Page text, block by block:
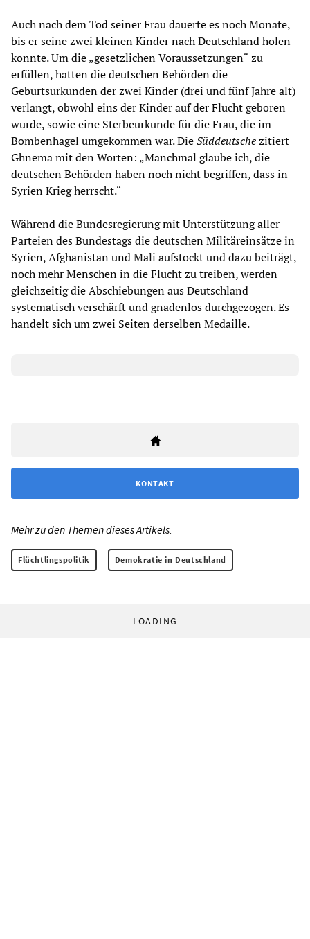
Auch nach dem Tod seiner Frau dauerte es noch Monate,
bis er seine zwei kleinen Kinder nach Deutschland holen
konnte. Um die „gesetzlichen Voraussetzungen“ zu
erfüllen, hatten die deutschen Behörden die
Geburtsurkunden der zwei Kinder (drei und fünf Jahre alt)
verlangt, obwohl eins der Kinder auf der Flucht geboren
wurde, sowie eine Sterbeurkunde für die Frau, die im
Bombenhagel umgekommen war. DieSüddeutschezitiert
Ghnema mit den Worten: „Manchmal glaube ich, die
deutschen Behörden haben noch nicht begriffen, dass in
Syrien Krieg herrscht.“
Während die Bundesregierung mit Unterstützung aller
Parteien des Bundestags die deutschen Militäreinsätze in
Syrien, Afghanistan und Mali aufstockt und dazu beiträgt,
noch mehr Menschen in die Flucht zu treiben, werden
gleichzeitig die Abschiebungen aus Deutschland
systematisch verschärft und gnadenlos durchgezogen. Es
handelt sich um zwei Seiten derselben Medaille.
KONTAKT
Mehr zu den Themen dieses Artikels:
Flüchtlingspolitik Demokratie in Deutschland
LOADING